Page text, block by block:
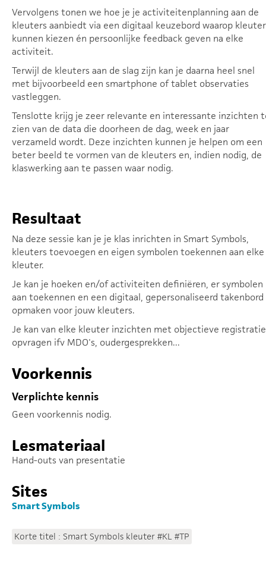
Vervolgens tonen we hoe je je activiteitenplanning aan de
kleuters aanbiedt via een digitaal keuzebord waarop
kunnen kiezen én persoonlijke feedback geven na elke
activiteit.
Terwijl de kleuters aan de slag zijn kan je daarna heel snel
met bijvoorbeeld een smartphone of tablet observaties
vastleggen.
Tenslotte krijg je zeer relevante en interessante inzichten
zien van de data die doorheen de dag, week en jaar
verzameld wordt. Deze inzichten kunnen je helpen om een
beter beeld te vormen van de kleuters en, indien nodig, de
klaswerking aan te passen waar nodig.
Resultaat
Na deze sessie kan je je klas inrichten in Smart Symbols,
kleuters toevoegen en eigen symbolen toekennen aan elke
kleuter.
Je kan je hoeken en/of activiteiten definiëren, er symbolen
aan toekennen en een digitaal, gepersonaliseerd takenbord
opmaken voor jouw kleuters.
Je kan van elke kleuter inzichten met objectieve
opvragen ifv MDO's, oudergesprekken...
Voorkennis
Verplichte kennis
Geen voorkennis nodig.
Lesmateriaal
Hand-outs van presentatie
Sites
Smart Symbols
Korte titel : Smart Symbols kleuter #KL #TP